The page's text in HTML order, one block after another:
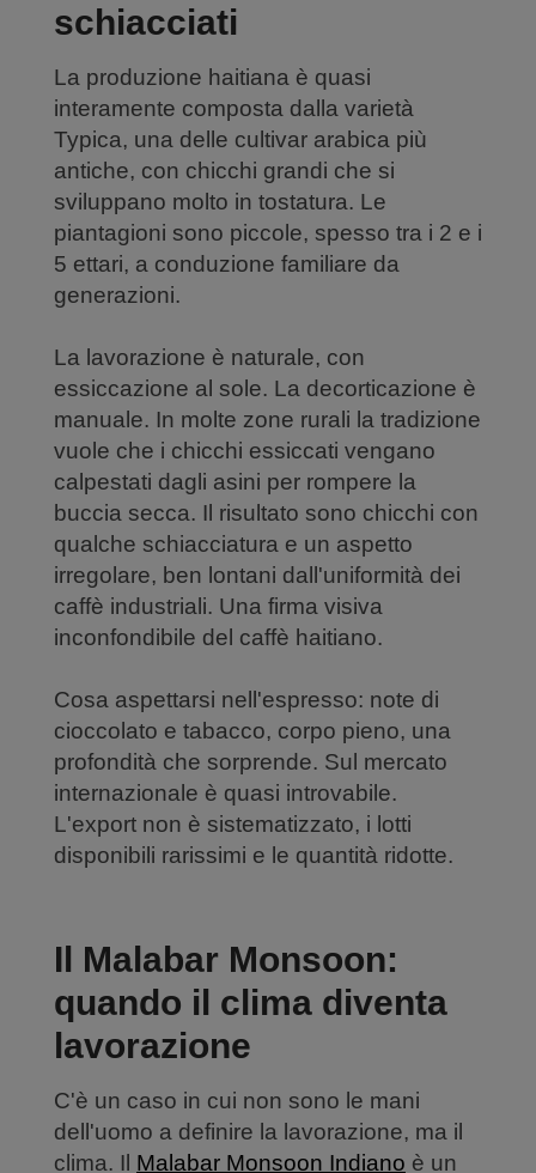
schiacciati
La produzione haitiana è quasi
interamente composta dalla varietà
Typica, una delle cultivar arabica più
antiche, con chicchi grandi che si
sviluppano molto in tostatura. Le
piantagioni sono piccole, spesso tra i 2 e i
5 ettari, a conduzione familiare da
generazioni.
La lavorazione è naturale, con
essiccazione al sole. La decorticazione è
manuale. In molte zone rurali la tradizione
vuole che i chicchi essiccati vengano
calpestati dagli asini per rompere la
buccia secca. Il risultato sono chicchi con
qualche schiacciatura e un aspetto
irregolare, ben lontani dall'uniformità dei
caffè industriali. Una firma visiva
inconfondibile del caffè haitiano.
Cosa aspettarsi nell'espresso: note di
cioccolato e tabacco, corpo pieno, una
profondità che sorprende. Sul mercato
internazionale è quasi introvabile.
L'export non è sistematizzato, i lotti
disponibili rarissimi e le quantità ridotte.
Il Malabar Monsoon:
quando il clima diventa
lavorazione
C'è un caso in cui non sono le mani
dell'uomo a definire la lavorazione, ma il
clima. Il Malabar Monsoon Indiano è un